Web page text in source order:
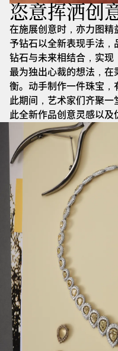
恣意挥洒创
在施展创意时，亦力图精
予钻石以全新表现手法
钻石与未来相结合，实现
最为独出心裁的想法，
衡。动手制作一件珠宝，
此期间，艺术家们齐聚
此全新作品创意灵感以及